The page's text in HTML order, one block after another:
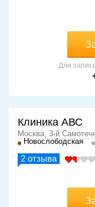
Для
Клиника АВС
Москва, 3-й
Новослободская
2 отзыва